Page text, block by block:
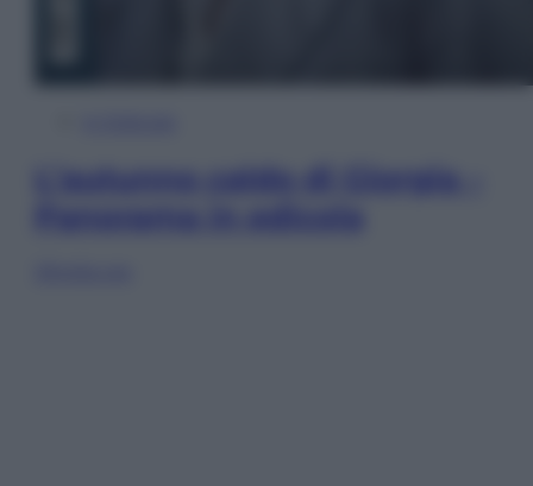
L’autunno caldo di Giorgia –